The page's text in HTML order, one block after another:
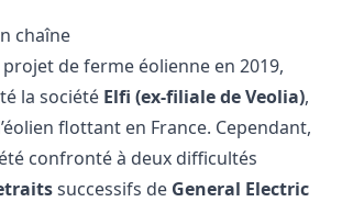
chaîne
de ferme éolienne en 2019,
la société Elfi (ex-filiale de Veolia),
flottant en France. Cependant,
confronté à deux difficultés
successifs de General Electric